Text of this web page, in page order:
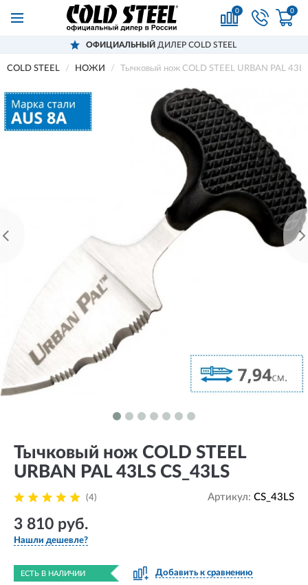
0 0
ОФИЦИАЛЬНЫЙДИЛЕР COLD STEEL
COLD STEEL НОЖИ Тычковый нож COLD STEEL URBAN PAL 43LS
Тычковый нож COLD STEEL
URBAN PAL 43LS CS_43LS
(4) Артикул: CS_43LS
3 810 руб.
Нашли дешевле?
ЕСТЬ В НАЛИЧИИ Добавить к сравнению